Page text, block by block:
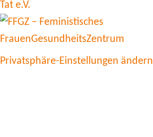
Privatsphäre-Einstellungen ändern